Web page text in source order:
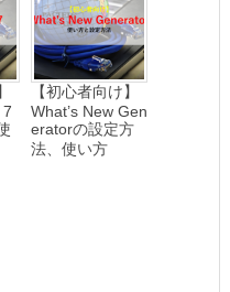
【初心者向け】
What’s New Gen
eratorの設定方
法、使い方